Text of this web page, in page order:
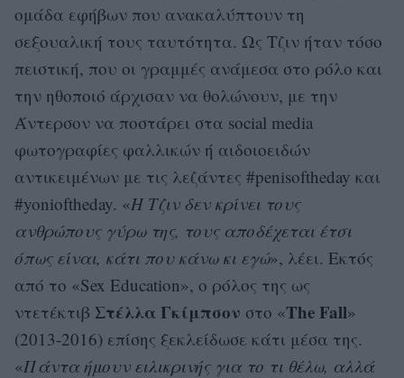
ομάδα εφήβων που ανακαλύπτουν τη
σεξουαλική τους ταυτότητα. Ως Τζιν ήταν τόσο
πειστική, που οι γραμμές ανάμεσα στο ρόλο και
την ηθοποιό άρχισαν να θολώνουν, με την
Άντερσον να ποστάρει στα social media
φωτογραφίες φαλλικών ή αιδοιοειδών
αντικειμένων με τις λεζάντες #penisoftheday και
#yonioftheday. «Η Τζιν δεν κρίνει τους
ανθρώπους γύρω της, τους αποδέχεται έτσι
όπως είναι, κάτι που κάνω κι εγώ», λέει. Εκτός
από το «Sex Education», ο ρόλος της ως
ντετέκτιβ Στέλλα Γκίμπσον στο «The Fall»
(2013-2016) επίσης ξεκλείδωσε κάτι μέσα της.
«Πάντα ήμουν ειλικρινής για το τι θέλω, αλλά